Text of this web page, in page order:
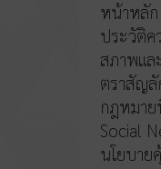
หน้าหลัก
ประวัติค
สภาพแ
ตราสัญ
กฎหมาย
Social
นโยบาย